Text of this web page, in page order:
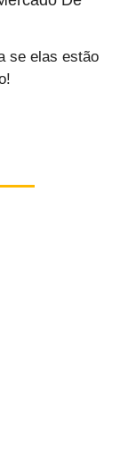
se elas estão